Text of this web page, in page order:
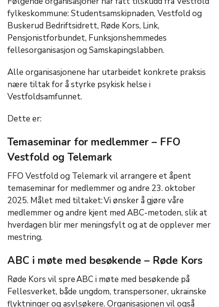
fylkeskommune: Studentsamskipnaden, Vestfold og
Buskerud Bedriftsidrett, Røde Kors, Link,
Pensjonistforbundet, Funksjonshemmedes
fellesorganisasjon og Samskapingslabben.
Alle organisasjonene har utarbeidet konkrete praksis
nære tiltak for å styrke psykisk helse i
Vestfoldsamfunnet.
Dette er:
Temaseminar for medlemmer – FFO
Vestfold og Telemark
FFO Vestfold og Telemark vil arrangere et åpent
temaseminar for medlemmer og andre 23. oktober
2025. Målet med tiltaket: Vi ønsker å gjøre våre
medlemmer og andre kjent med ABC-metoden, slik at
hverdagen blir mer meningsfylt og at de opplever mer
mestring.
ABC i møte med besøkende – Røde Kors
Røde Kors vil spre ABC i møte med besøkende på
Fellesverket, både ungdom, transpersoner, ukrainske
flyktninger og asylsøkere. Organisasjonen vil også